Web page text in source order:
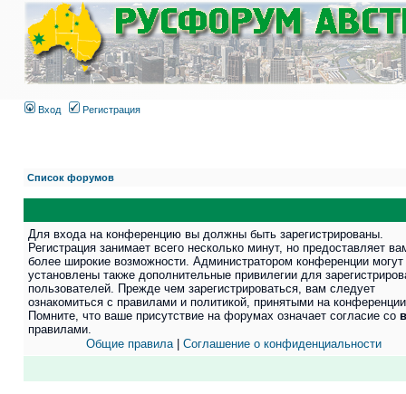
Вход Регистрация
Список форумов
Для входа на конференцию вы должны быть зарегистрированы.
Регистрация занимает всего несколько минут, но предоставляет
более широкие возможности. Администратором конференции
установлены также дополнительные привилегии для
пользователей. Прежде чем зарегистрироваться, вам следует
ознакомиться с правилами и политикой, принятыми на
Помните, что ваше присутствие на форумах означает согласие со
правилами.
Общие правила| Соглашение о конфиденциальности